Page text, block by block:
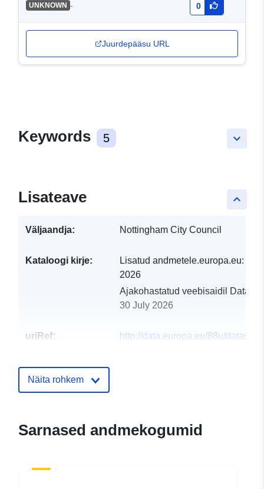
UNKNOWN - 0
Juurdepääsu URL
keyboard_arrow_down
Keywords 5
keyboard_arrow_up
Lisateave
Väljaandja: Nottingham City Council
Kataloogi kirje: Lisatud andmetele.europa.eu:
2026
Ajakohastatud veebisaidil
30 July 2026
uriRef:
http://data.europa.eu/88u/dataset/
Näita rohkem
Sarnased andmekogumid